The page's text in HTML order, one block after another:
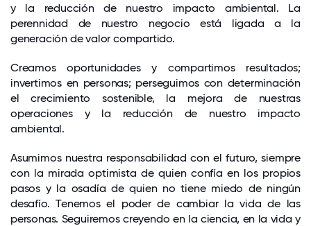
y la reducción de nuestro impacto ambiental. La
perennidad de nuestro negocio está ligada a la
generación de valor compartido.
Creamos oportunidades y compartimos resultados;
invertimos en personas; perseguimos con determinación
el crecimiento sostenible, la mejora de nuestras
operaciones y la reducción de nuestro impacto
ambiental.
Asumimos nuestra responsabilidad con el futuro, siempre
con la mirada optimista de quien confía en los propios
pasos y la osadía de quien no tiene miedo de ningún
desafío. Tenemos el poder de cambiar la vida de las
personas. Seguiremos creyendo en la ciencia, en la vida y